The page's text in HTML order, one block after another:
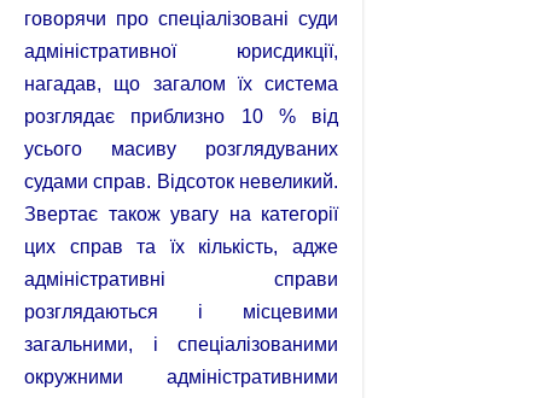
говорячи про спеціалізовані суди
адміністративної юрисдикції,
нагадав, що загалом їх система
розглядає приблизно 10 % від
усього масиву розглядуваних
судами справ. Відсоток невеликий.
Звертає також увагу на категорії
цих справ та їх кількість, адже
адміністративні справи
розглядаються і місцевими
загальними, і спеціалізованими
окружними адміністративними